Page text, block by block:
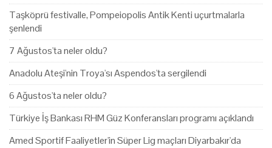
Taşköprü festivalle, Pompeiopolis Antik Kenti uçurtmalarla
şenlendi
7 Ağustos'ta neler oldu?
Anadolu Ateşi'nin Troya'sı Aspendos'ta sergilendi
6 Ağustos'ta neler oldu?
Türkiye İş Bankası RHM Güz Konferansları programı açıklandı
Amed Sportif Faaliyetler'in Süper Lig maçları Diyarbakır'da